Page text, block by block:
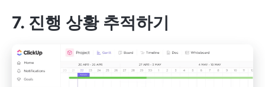
7. 진행 상황 추적하기